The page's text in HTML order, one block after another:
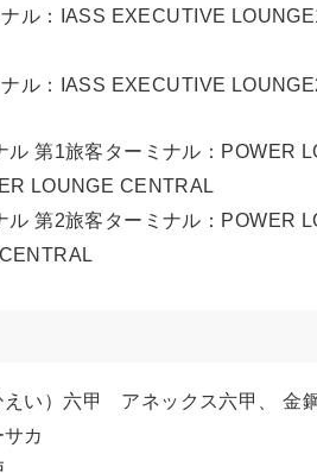
ナル：IASS EXECUTIVE
ナル：IASS EXECUTIVE
ル 第1旅客ターミナル：POWER
LOUNGE CENTRAL
ル 第2旅客ターミナル：POWER
えい）六甲 アネックス六甲、 金
カ